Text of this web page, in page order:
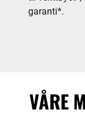
garanti*.
VÅRE